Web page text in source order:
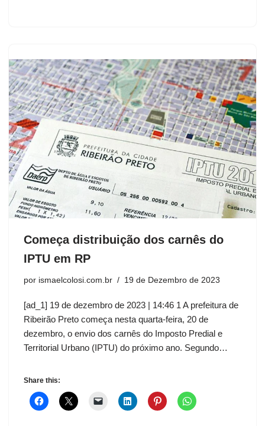
Começa distribuição dos carnês do
IPTU em RP
por ismaelcolosi.com.br 19 de Dezembro de 2023
[ad_1] 19 de dezembro de 2023 | 14:46 1 A prefeitura de
Ribeirão Preto começa nesta quarta-feira, 20 de
dezembro, o envio dos carnês do Imposto Predial e
Territorial Urbano (IPTU) do próximo ano. Segundo…
Share this: